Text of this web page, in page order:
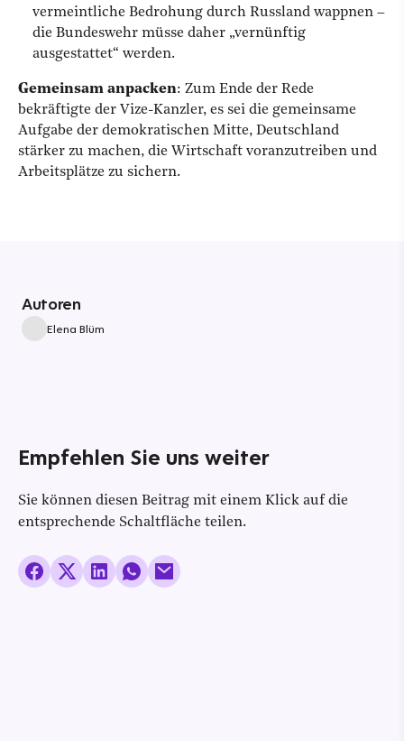
vermeintliche Bedrohung durch Russland wappnen –
die Bundeswehr müsse daher „vernünftig
ausgestattet“ werden.
Gemeinsam anpacken: Zum Ende der Rede
bekräftigte der Vize-Kanzler, es sei die gemeinsame
Aufgabe der demokratischen Mitte, Deutschland
stärker zu machen, die Wirtschaft voranzutreiben und
Arbeitsplätze zu sichern.
Autoren
Elena Blüm
Empfehlen Sie uns weiter
Sie können diesen Beitrag mit einem Klick auf die
entsprechende Schaltfläche teilen.